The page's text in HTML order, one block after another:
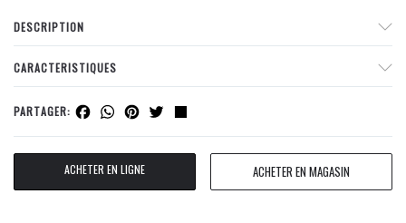
DESCRIPTION
CARACTERISTIQUES
PARTAGER: Facebook
WhatsApp
Pinterest
Twitter
ACHETER EN LIGNE ACHETER EN MAGASIN